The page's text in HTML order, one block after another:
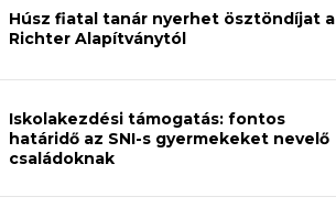
Húsz fiatal tanár nyerhet ösztöndíjat a
Richter Alapítványtól
Iskolakezdési támogatás: fontos
határidő az SNI-s gyermekeket nevelő
családoknak